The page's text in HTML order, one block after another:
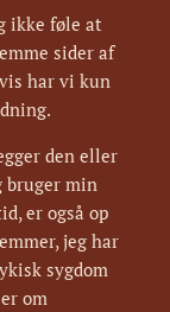
ikke føle at
sider af
har vi kun
den eller
bruger min
er også op
jeg har
sygdom
om